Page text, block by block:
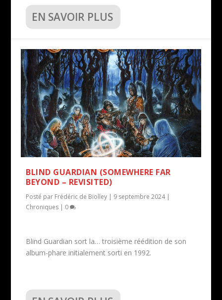
EN SAVOIR PLUS
BLIND GUARDIAN (SOMEWHERE FAR
BEYOND – REVISITED)
Posté par Frédéric de Biolley | 9 septembre 2024|
Chroniques | 0
Blind Guardian sort la… troisième réédition de son
album-phare initialement sorti en 1992.